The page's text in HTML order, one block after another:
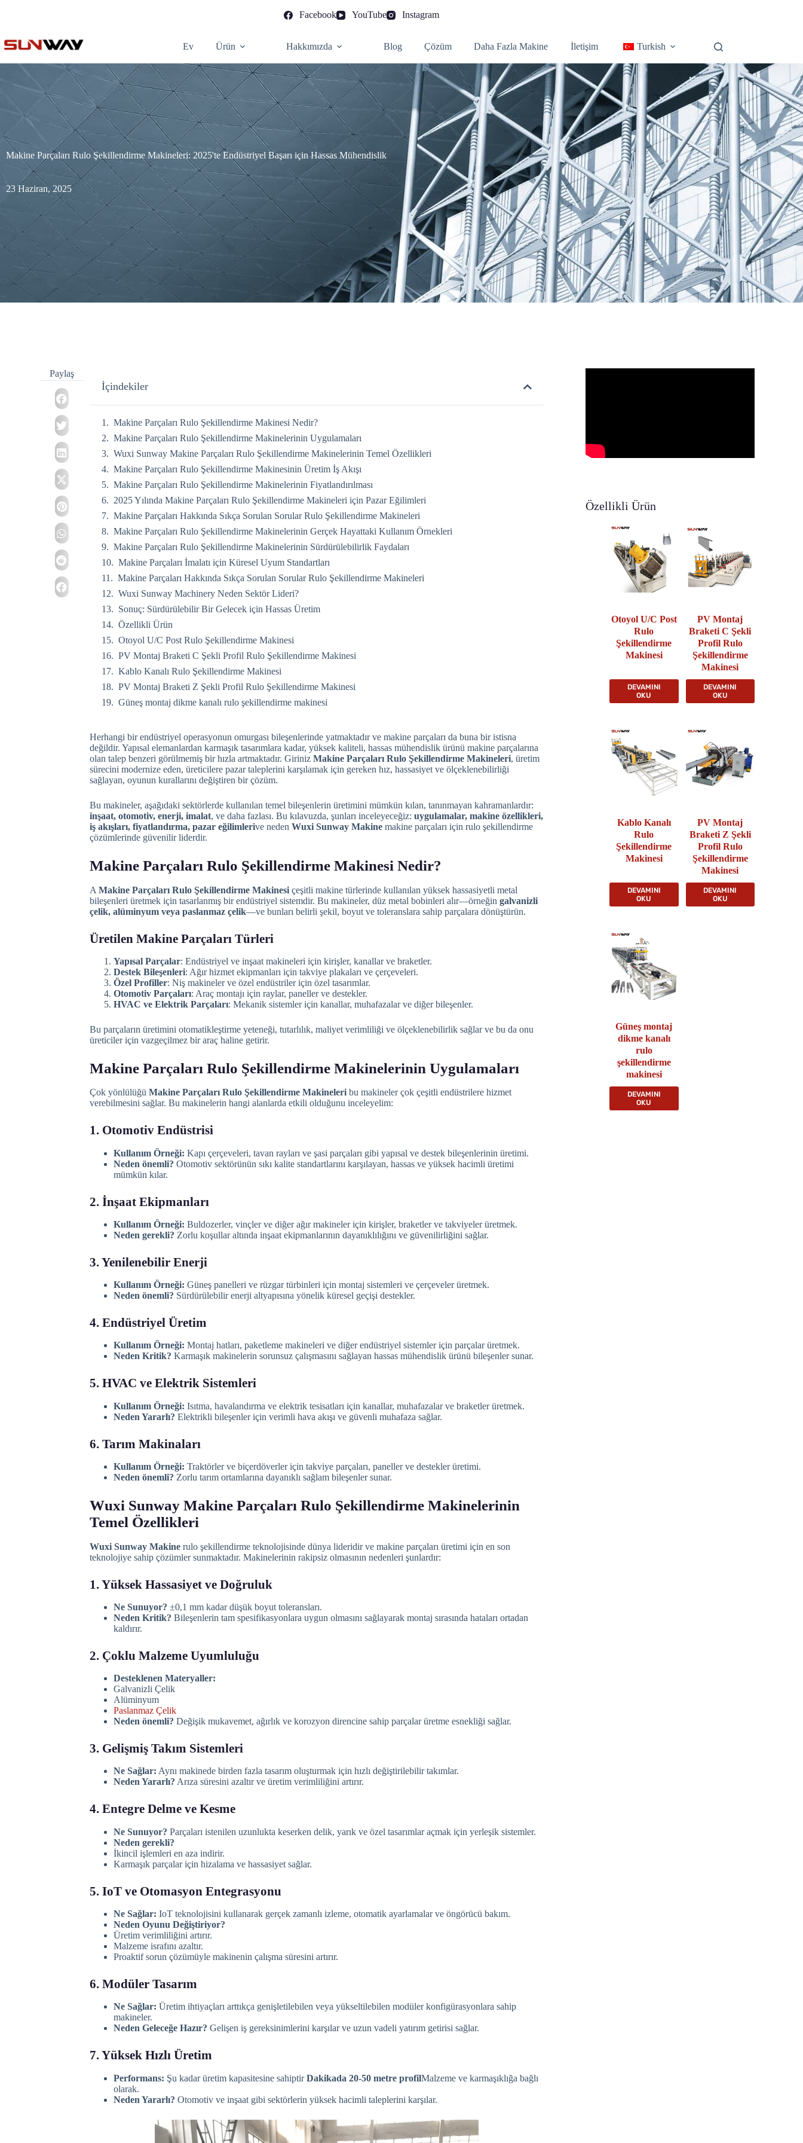
Facebook YouTube Instagram
Ev Ürün Hakkımızda Blog Çözüm Daha Fazla Makine İletişim Turkish
Makine Parçaları Rulo Şekillendirme Makineleri: 2025'te Endüstriyel Başarı için Hassas Mühendislik
23 Haziran, 2025
Paylaş
İçindekiler
Makine Parçaları Rulo Şekillendirme Makinesi Nedir?
Makine Parçaları Rulo Şekillendirme Makinelerinin Uygulamaları
Wuxi Sunway Makine Parçaları Rulo Şekillendirme Makinelerinin Temel Özellikleri
Makine Parçaları Rulo Şekillendirme Makinesinin Üretim İş Akışı
Makine Parçaları Rulo Şekillendirme Makinelerinin Fiyatlandırılması
2025 Yılında Makine Parçaları Rulo Şekillendirme Makineleri için Pazar Eğilimleri
Makine Parçaları Hakkında Sıkça Sorulan Sorular Rulo Şekillendirme Makineleri
Makine Parçaları Rulo Şekillendirme Makinelerinin Gerçek Hayattaki Kullanım Örnekleri
Makine Parçaları Rulo Şekillendirme Makinelerinin Sürdürülebilirlik Faydaları
Makine Parçaları İmalatı için Küresel Uyum Standartları
Makine Parçaları Hakkında Sıkça Sorulan Sorular Rulo Şekillendirme Makineleri
Wuxi Sunway Machinery Neden Sektör Lideri?
Sonuç: Sürdürülebilir Bir Gelecek için Hassas Üretim
Özellikli Ürün
Otoyol U/C Post Rulo Şekillendirme Makinesi
PV Montaj Braketi C Şekli Profil Rulo Şekillendirme Makinesi
Kablo Kanalı Rulo Şekillendirme Makinesi
PV Montaj Braketi Z Şekli Profil Rulo Şekillendirme Makinesi
Güneş montaj dikme kanalı rulo şekillendirme makinesi
Herhangi bir endüstriyel operasyonun omurgası bileşenlerinde yatmaktadır ve makine parçaları da buna bir istisna
değildir. Yapısal elemanlardan karmaşık tasarımlara kadar, yüksek kaliteli, hassas mühendislik ürünü makine parçalarına
olan talep benzeri görülmemiş bir hızla artmaktadır. Giriniz Makine Parçaları Rulo Şekillendirme Makineleri, üretim
sürecini modernize eden, üreticilere pazar taleplerini karşılamak için gereken hız, hassasiyet ve ölçeklenebilirliği
sağlayan, oyunun kurallarını değiştiren bir çözüm.
Bu makineler, aşağıdaki sektörlerde kullanılan temel bileşenlerin üretimini mümkün kılan, tanınmayan kahramanlardır:
inşaat, otomotiv, enerji, imalat, ve daha fazlası. Bu kılavuzda, şunları inceleyeceğiz: uygulamalar, makine özellikleri,
iş akışları, fiyatlandırma, pazar eğilimlerive neden Wuxi Sunway Makinemakine parçaları için rulo şekillendirme
çözümlerinde güvenilir liderdir.
Makine Parçaları Rulo Şekillendirme Makinesi Nedir?
A Makine Parçaları Rulo Şekillendirme Makinesiçeşitli makine türlerinde kullanılan yüksek hassasiyetli metal
bileşenleri üretmek için tasarlanmış bir endüstriyel sistemdir. Bu makineler, düz metal bobinleri alır—örneğin galvanizli
çelik, alüminyum veya paslanmaz çelik—ve bunları belirli şekil, boyut ve toleranslara sahip parçalara dönüştürün.
Üretilen Makine Parçaları Türleri
Yapısal Parçalar: Endüstriyel ve inşaat makineleri için kirişler, kanallar ve braketler.
Destek Bileşenleri: Ağır hizmet ekipmanları için takviye plakaları ve çerçeveleri.
Özel Profiller: Niş makineler ve özel endüstriler için özel tasarımlar.
Otomotiv Parçaları: Araç montajı için raylar, paneller ve destekler.
HVAC ve Elektrik Parçaları: Mekanik sistemler için kanallar, muhafazalar ve diğer bileşenler.
Bu parçaların üretimini otomatikleştirme yeteneği, tutarlılık, maliyet verimliliği ve ölçeklenebilirlik sağlar ve bu da onu
üreticiler için vazgeçilmez bir araç haline getirir.
Makine Parçaları Rulo Şekillendirme Makinelerinin Uygulamaları
Çok yönlülüğü Makine Parçaları Rulo Şekillendirme Makineleribu makineler çok çeşitli endüstrilere hizmet
verebilmesini sağlar. Bu makinelerin hangi alanlarda etkili olduğunu inceleyelim:
1. Otomotiv Endüstrisi
Kullanım Örneği: Kapı çerçeveleri, tavan rayları ve şasi parçaları gibi yapısal ve destek bileşenlerinin üretimi.
Neden önemli? Otomotiv sektörünün sıkı kalite standartlarını karşılayan, hassas ve yüksek hacimli üretimi
mümkün kılar.
2. İnşaat Ekipmanları
Kullanım Örneği: Buldozerler, vinçler ve diğer ağır makineler için kirişler, braketler ve takviyeler üretmek.
Neden gerekli? Zorlu koşullar altında inşaat ekipmanlarının dayanıklılığını ve güvenilirliğini sağlar.
3. Yenilenebilir Enerji
Kullanım Örneği: Güneş panelleri ve rüzgar türbinleri için montaj sistemleri ve çerçeveler üretmek.
Neden önemli? Sürdürülebilir enerji altyapısına yönelik küresel geçişi destekler.
4. Endüstriyel Üretim
Kullanım Örneği: Montaj hatları, paketleme makineleri ve diğer endüstriyel sistemler için parçalar üretmek.
Neden Kritik? Karmaşık makinelerin sorunsuz çalışmasını sağlayan hassas mühendislik ürünü bileşenler sunar.
5. HVAC ve Elektrik Sistemleri
Kullanım Örneği: Isıtma, havalandırma ve elektrik tesisatları için kanallar, muhafazalar ve braketler üretmek.
Neden Yararlı? Elektrikli bileşenler için verimli hava akışı ve güvenli muhafaza sağlar.
6. Tarım Makinaları
Kullanım Örneği: Traktörler ve biçerdöverler için takviye parçaları, paneller ve destekler üretimi.
Neden önemli? Zorlu tarım ortamlarına dayanıklı sağlam bileşenler sunar.
Wuxi Sunway Makine Parçaları Rulo Şekillendirme Makinelerinin
Temel Özellikleri
Wuxi Sunway Makinerulo şekillendirme teknolojisinde dünya lideridir ve makine parçaları üretimi için en son
teknolojiye sahip çözümler sunmaktadır. Makinelerinin rakipsiz olmasının nedenleri şunlardır:
1. Yüksek Hassasiyet ve Doğruluk
Ne Sunuyor? ±0,1 mm kadar düşük boyut toleransları.
Neden Kritik? Bileşenlerin tam spesifikasyonlara uygun olmasını sağlayarak montaj sırasında hataları ortadan
kaldırır.
2. Çoklu Malzeme Uyumluluğu
Desteklenen Materyaller:
Galvanizli Çelik
Alüminyum
Paslanmaz Çelik
Neden önemli? Değişik mukavemet, ağırlık ve korozyon direncine sahip parçalar üretme esnekliği sağlar.
3. Gelişmiş Takım Sistemleri
Ne Sağlar: Aynı makinede birden fazla tasarım oluşturmak için hızlı değiştirilebilir takımlar.
Neden Yararlı? Arıza süresini azaltır ve üretim verimliliğini artırır.
4. Entegre Delme ve Kesme
Ne Sunuyor? Parçaları istenilen uzunlukta keserken delik, yarık ve özel tasarımlar açmak için yerleşik sistemler.
Neden gerekli?
İkincil işlemleri en aza indirir.
Karmaşık parçalar için hizalama ve hassasiyet sağlar.
5. IoT ve Otomasyon Entegrasyonu
Ne Sağlar: IoT teknolojisini kullanarak gerçek zamanlı izleme, otomatik ayarlamalar ve öngörücü bakım.
Neden Oyunu Değiştiriyor?
Üretim verimliliğini artırır.
Malzeme israfını azaltır.
Proaktif sorun çözümüyle makinenin çalışma süresini artırır.
6. Modüler Tasarım
Ne Sağlar: Üretim ihtiyaçları arttıkça genişletilebilen veya yükseltilebilen modüler konfigürasyonlara sahip
makineler.
Neden Geleceğe Hazır? Gelişen iş gereksinimlerini karşılar ve uzun vadeli yatırım getirisi sağlar.
7. Yüksek Hızlı Üretim
Performans: Şu kadar üretim kapasitesine sahiptirDakikada 20-50 metre profilMalzeme ve karmaşıklığa bağlı
olarak.
Neden Yararlı? Otomotiv ve inşaat gibi sektörlerin yüksek hacimli taleplerini karşılar.
Özellikli Ürün
Otoyol U/C Post
Rulo
Şekillendirme
Makinesi
DEVAMINI
OKU
PV Montaj
Braketi C Şekli
Profil Rulo
Şekillendirme
Makinesi
DEVAMINI
OKU
Kablo Kanalı
Rulo
Şekillendirme
Makinesi
DEVAMINI
OKU
PV Montaj
Braketi Z Şekli
Profil Rulo
Şekillendirme
Makinesi
DEVAMINI
OKU
Güneş montaj
dikme kanalı
rulo
şekillendirme
makinesi
DEVAMINI
OKU